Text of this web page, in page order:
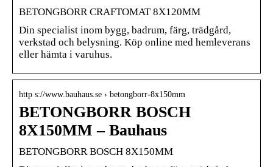
BETONGBORR CRAFTOMAT 8X120MM
Din specialist inom bygg, badrum, färg, trädgård,
verkstad och belysning. Köp online med hemleverans
eller hämta i varuhus.
http s://www.bauhaus.se › betongborr-8x150mm
BETONGBORR BOSCH
8X150MM – Bauhaus
BETONGBORR BOSCH 8X150MM